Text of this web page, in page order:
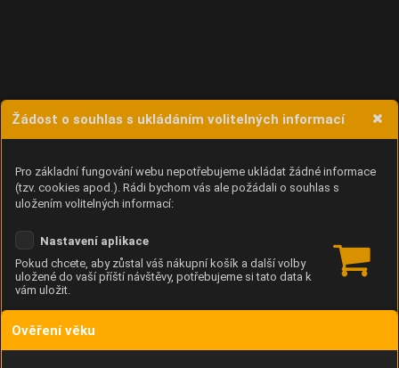
Žádost o souhlas s ukládáním volitelných informací
Pro základní fungování webu nepotřebujeme ukládat žádné informace
(tzv. cookies apod.). Rádi bychom vás ale požádali o souhlas s
uložením volitelných informací:
Nastavení aplikace
Pokud chcete, aby zůstal váš nákupní košík a další volby
uložené do vaší příští návštěvy, potřebujeme si tato data k
vám uložit.
Anonymní unikátní ID
Díky němu příště poznáme, že se jedná o stejné zařízení, a
Ověření věku